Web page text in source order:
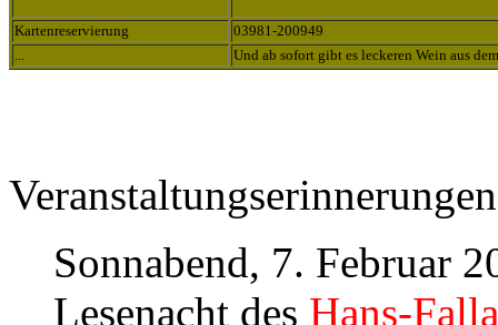
Kartenreservierung
03981-200949
Und ab sofort gibt es leckeren Wein aus
Veranstaltungserinnerungen
Sonnabend, 7. Februar
Lesenacht des Hans-